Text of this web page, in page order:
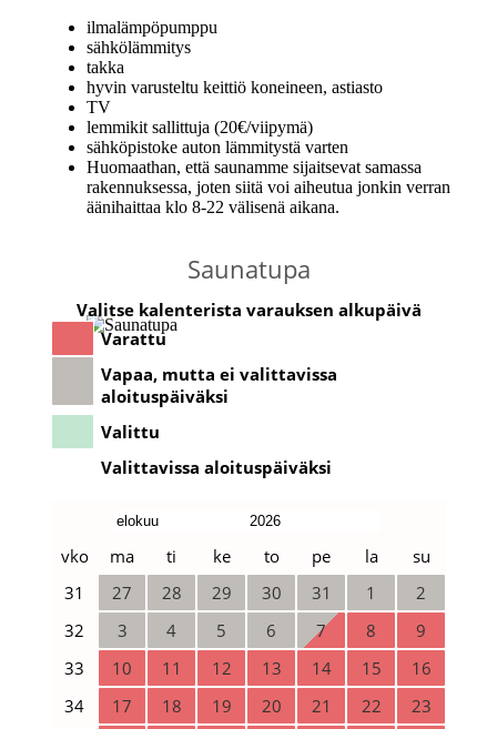
ilmalämpöpumppu
sähkölämmitys
takka
hyvin varusteltu keittiö koneineen, astiasto
TV
lemmikit sallittuja (20€/viipymä)
sähköpistoke auton lämmitystä varten
Huomaathan, että saunamme sijaitsevat samassa
rakennuksessa, joten siitä voi aiheutua jonkin verran
äänihaittaa klo 8-22 välisenä aikana.